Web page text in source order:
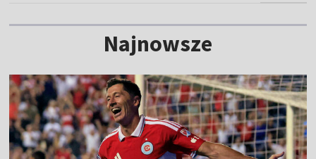
Najnowsze